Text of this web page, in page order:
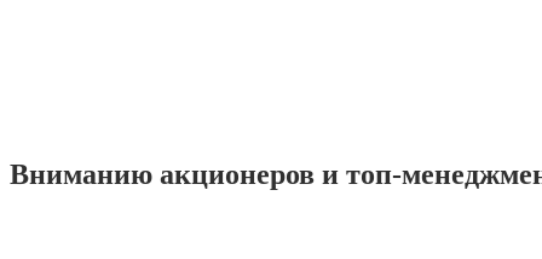
Вниманию акционеров и топ-